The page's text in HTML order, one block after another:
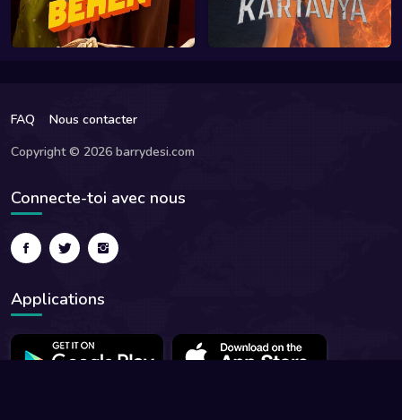
FAQ
Nous contacter
Copyright © 2026 barrydesi.com
Connecte-toi avec nous
Applications